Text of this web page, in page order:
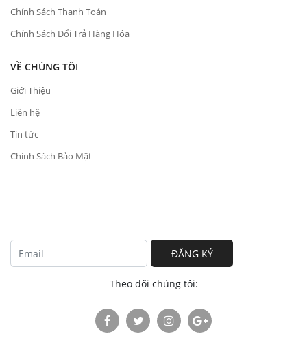
Chính Sách Thanh Toán
Chính Sách Đổi Trả Hàng Hóa
VỀ CHÚNG TÔI
Giới Thiệu
Liên hệ
Tin tức
Chính Sách Bảo Mật
ĐĂNG KÝ
Theo dõi chúng tôi: